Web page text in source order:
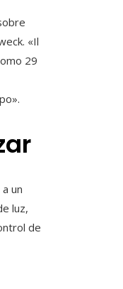
«Il
29
un
luz,
de